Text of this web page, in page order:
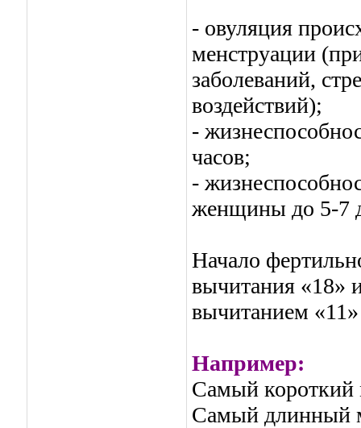
- овуляция
менструации
заболеваний,
воздействий);
-
часов;
-
женщины до 5-7
Начало
вычитания «18»
вычитанием
Например:
Самый
Самый длинный